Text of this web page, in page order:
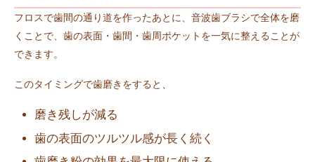
フロスで歯間の通り道を作ったあとに、音波歯ブラシで全体を磨
くことで、歯の表面・歯間・歯周ポケットを一気に整えることが
できます。
このタイミングで歯磨きをすると、
磨き残しが減る
歯の表面のツルツル感が長く続く